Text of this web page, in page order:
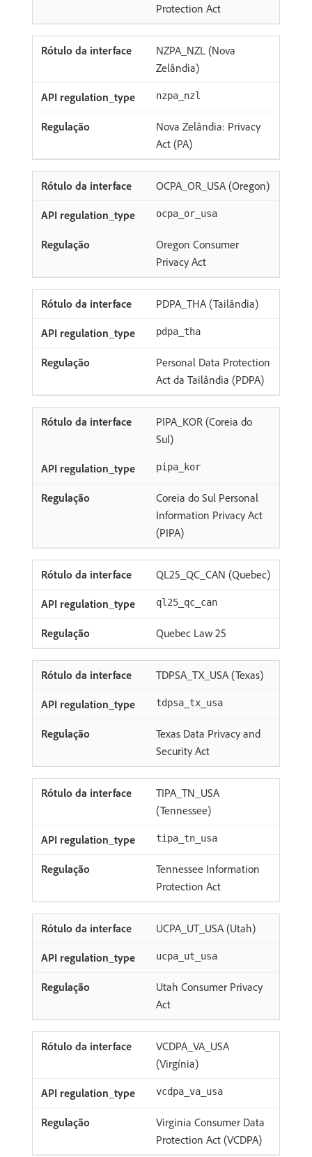
Protection Act
NZPA_NZL (Nova
Zelândia)
nzpa_nzl
Nova Zelândia: Privacy
Act (PA)
OCPA_OR_USA (Oregon)
ocpa_or_usa
Oregon Consumer
Privacy Act
PDPA_THA (Tailândia)
pdpa_tha
Personal Data Protection
Act da Tailândia (PDPA)
PIPA_KOR (Coreia do
Sul)
pipa_kor
Coreia do Sul Personal
Information Privacy Act
(PIPA)
QL25_QC_CAN (Quebec)
ql25_qc_can
Quebec Law 25
TDPSA_TX_USA (Texas)
tdpsa_tx_usa
Texas Data Privacy and
Security Act
TIPA_TN_USA
(Tennessee)
tipa_tn_usa
Tennessee Information
Protection Act
UCPA_UT_USA (Utah)
ucpa_ut_usa
Utah Consumer Privacy
Act
VCDPA_VA_USA
(Virgínia)
vcdpa_va_usa
Virginia Consumer Data
Protection Act (VCDPA)